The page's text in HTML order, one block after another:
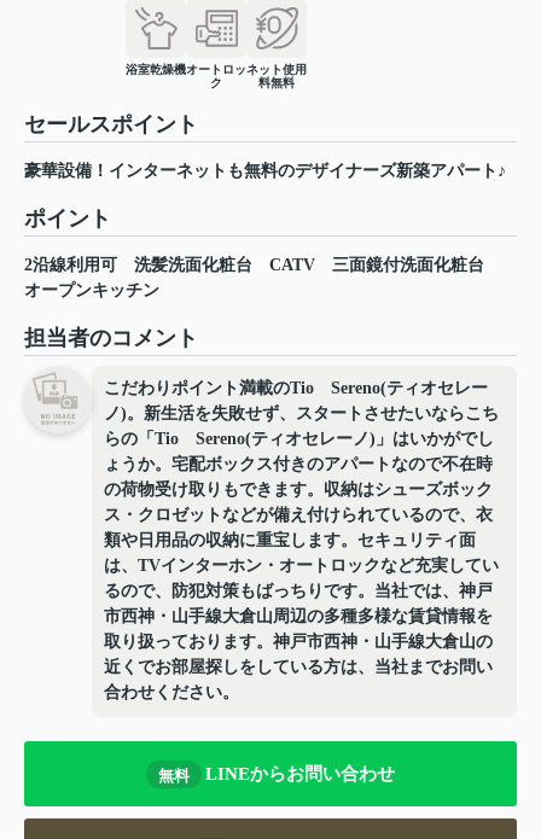
浴室乾燥機オートロッ
ク
ネット使用
料無料
セールスポイント
豪華設備！インターネットも無料のデザイナーズ新築アパート♪
ポイント
2沿線利用可 洗髪洗面化粧台 CATV
三面鏡付洗面化粧台
オープンキッチン
担当者のコメント
こだわりポイント満載のTio Sereno(ティオセレー
ノ)。新生活を失敗せず、スタートさせたいならこち
らの「Tio Sereno(ティオセレーノ)」はいかがでし
ょうか。宅配ボックス付きのアパートなので不在時
の荷物受け取りもできます。収納はシューズボック
ス・クロゼットなどが備え付けられているので、衣
類や日用品の収納に重宝します。セキュリティ面
は、TVインターホン・オートロックなど充実してい
るので、防犯対策もばっちりです。当社では、神戸
市西神・山手線大倉山周辺の多種多様な賃貸情報を
取り扱っております。神戸市西神・山手線大倉山の
近くでお部屋探しをしている方は、当社までお問い
合わせください。
無料 LINEからお問い合わせ